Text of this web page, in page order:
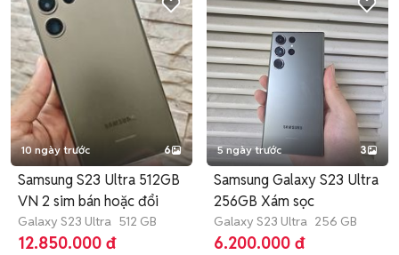
10 ngày trước 6
Samsung S23 Ultra 512GB
VN 2 sim bán hoặc đổi
Galaxy S23 Ultra 512 GB
12.850.000 đ
5 ngày trước 3
Samsung Galaxy S23 Ultra
256GB Xám sọc
Galaxy S23 Ultra 256 GB
6.200.000 đ